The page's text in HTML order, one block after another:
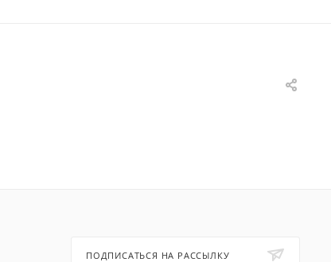
ПОДПИСАТЬСЯ НА РАССЫЛКУ